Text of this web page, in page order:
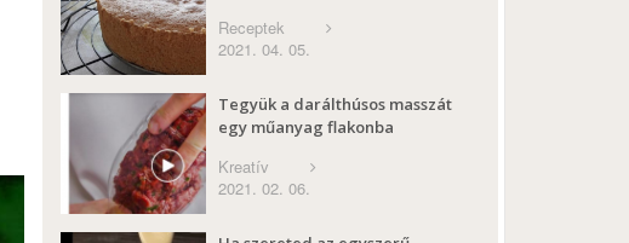
Receptek
2021. 04. 05.
Tegyük a darálthúsos masszát
egy műanyag flakonba
Kreatív
2021. 02. 06.